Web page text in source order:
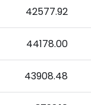
42577.92
44178.00
43908.48